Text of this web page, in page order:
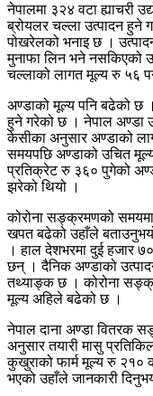
नेपालमा ३२४ वटा ह्याचरी
ब्रोयलर चल्ला उत्पादन हुने
पोखरेलको भनाइ छ ।
मुनाफा लिन भने नसकिएको
चल्लाको लागत मूल्य रु ५६
अण्डाको मूल्य पनि बढेको छ
हुने गरेको छ । नेपाल अण्डा
केसीका अनुसार अण्डाको
समयपछि अण्डाको उचित
प्रतिक्रेट रु ३६० पुगेको
झरेको थियो ।
कोरोना सङ्क्रमणको
खपत बढेको उहाँले
। हाल देशभरमा दुई हजार
छन् । दैनिक अण्डाको
तथ्याङ्क छ । कोरोना
मूल्य अहिले बढेको छ ।
नेपाल दाना अण्डा वितरक
अनुसार तयारी मासु
कुखुराको फार्म मूल्य रु २१०
भएको उहाँले जानकारी